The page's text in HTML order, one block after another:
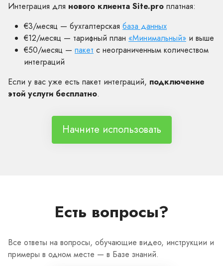
Интеграция для нового клиента Site.pro платная:
€3/месяц — бухгалтерская база данных
€12/месяц — тарифный план «Минимальный» и выше
€50/месяц — пакет с неограниченным количеством
интеграций
Если у вас уже есть пакет интеграций, подключение
этой услуги бесплатно.
Начните использовать
Есть вопросы?
Все ответы на вопросы, обучающие видео, инструкции и
примеры в одном месте — в Базе знаний.